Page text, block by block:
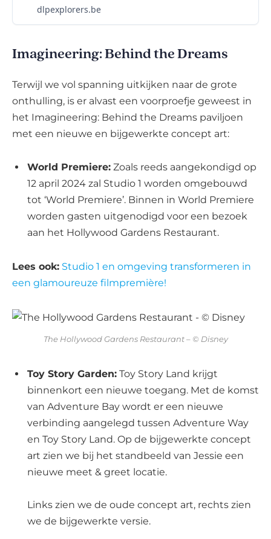
dlpexplorers.be
Imagineering: Behind the Dreams
Terwijl we vol spanning uitkijken naar de grote
onthulling, is er alvast een voorproefje geweest in
het Imagineering: Behind the Dreams paviljoen
met een nieuwe en bijgewerkte concept art:
World Premiere: Zoals reeds aangekondigd op
12 april 2024 zal Studio 1 worden omgebouwd
tot ‘World Premiere’. Binnen in World Premiere
worden gasten uitgenodigd voor een bezoek
aan het Hollywood Gardens Restaurant.
Lees ook: Studio 1 en omgeving transformeren in
een glamoureuze filmpremière!
The Hollywood Gardens Restaurant – © Disney
Toy Story Garden: Toy Story Land krijgt
binnenkort een nieuwe toegang. Met de komst
van Adventure Bay wordt er een nieuwe
verbinding aangelegd tussen Adventure Way
en Toy Story Land. Op de bijgewerkte concept
art zien we bij het standbeeld van Jessie een
nieuwe meet & greet locatie.
Links zien we de oude concept art, rechts zien
we de bijgewerkte versie.